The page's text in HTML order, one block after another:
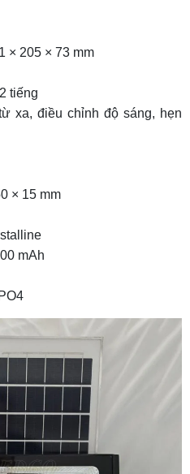
× 205 × 73 mm
tiếng
xa, điều chỉnh độ sáng, hẹn
× 15 mm
mAh